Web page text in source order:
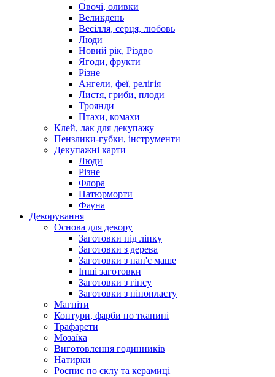
Овочі, оливки
Великдень
Весілля, серця, любовь
Люди
Новий рік, Різдво
Ягоди, фрукти
Різне
Ангели, феї, релігія
Листя, гриби, плоди
Троянди
Птахи, комахи
Клей, лак для декупажу
Пензлики-губки, інструменти
Декупажні карти
Люди
Різне
Флора
Натюрморти
Фауна
Декорування
Основа для декору
Заготовки під ліпку
Заготовки з дерева
Заготовки з пап'є маше
Інші заготовки
Заготовки з гіпсу
Заготовки з пінопласту
Магніти
Контури, фарби по тканині
Трафарети
Мозаїка
Виготовлення годинників
Натирки
Роспис по склу та керамиці